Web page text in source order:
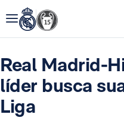
Real Madrid-
líder busca
Liga